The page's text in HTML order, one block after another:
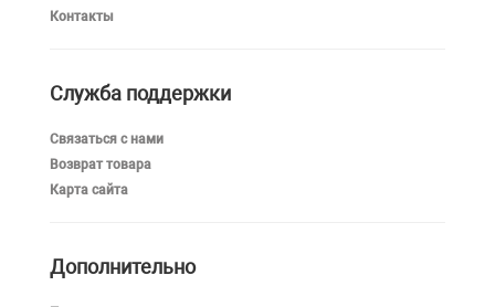
Контакты
Служба поддержки
Связаться с нами
Возврат товара
Карта сайта
Дополнительно